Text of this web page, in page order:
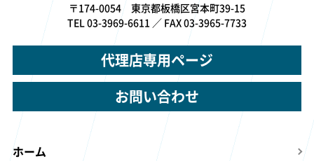
〒174-0054 東京都板橋区宮本町39-15
TEL 03-3969-6611 ／ FAX 03-3965-7733
代理店専用ページ
お問い合わせ
ホーム